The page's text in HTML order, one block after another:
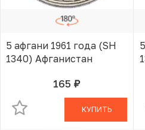
5 афгани 1961 года (SH
1340) Афганистан
165 руб.В КОРЗИНЕ
КУПИТЬ